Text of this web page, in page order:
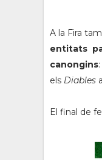
A la Fira
entitats
canongins
els Diables
El final de